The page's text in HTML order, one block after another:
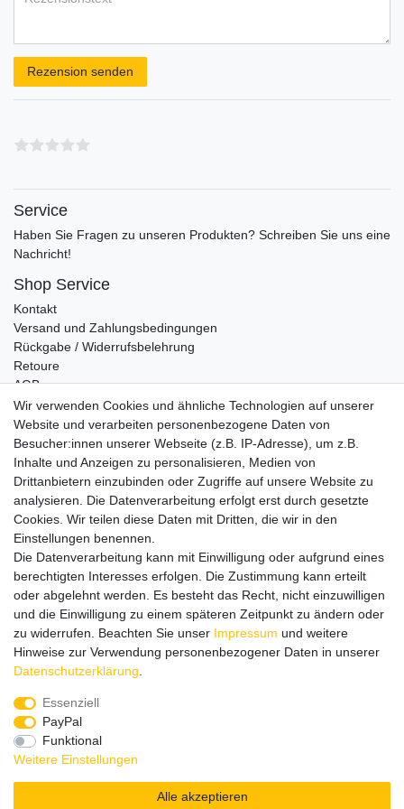
Rezension senden
Service
Haben Sie Fragen zu unseren Produkten? Schreiben Sie uns eine
Nachricht!
Shop Service
Kontakt
Versand und Zahlungsbedingungen
Rückgabe / Widerrufsbelehrung
Retoure
AGB
Vertrag widerrufen
Informationen
Datenschutz
Impressum
Wir verschicken klimaneutral mit DPD
Zahlungsmethoden
Zusätzlich stehen SEPA
Kreditkartewie VISA oder MasterCard,
Wir verwenden Cookies und ähnliche Technologien auf unserer
Website und verarbeiten personenbezogene Daten von
Besucher:innen unserer Webseite (z.B. IP-Adresse), um z.B.
Inhalte und Anzeigen zu personalisieren, Medien von
Drittanbietern einzubinden oder Zugriffe auf unsere Website zu
analysieren. Die Datenverarbeitung erfolgt erst durch gesetzte
Cookies. Wir teilen diese Daten mit Dritten, die wir in den
Einstellungen benennen.
Die Datenverarbeitung kann mit Einwilligung oder aufgrund eines
berechtigten Interesses erfolgen. Die Zustimmung kann erteilt
oder abgelehnt werden. Es besteht das Recht, nicht einzuwilligen
und die Einwilligung zu einem späteren Zeitpunkt zu ändern oder
zu widerrufen. Beachten Sie unser Impressum und weitere
Hinweise zur Verwendung personenbezogener Daten in unserer
Daten­schutz­erklärung
Essenziell
PayPal
Funktional
Weitere Einstellungen
Alle akzeptieren